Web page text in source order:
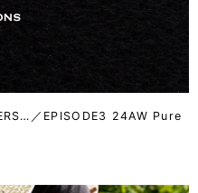
／EPISODE3 24AW Pure